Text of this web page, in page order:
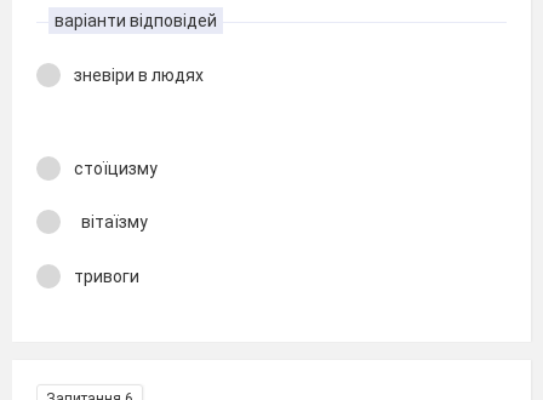
варіанти відповідей
зневіри в людях
стоїцизму
вітаїзму
тривоги